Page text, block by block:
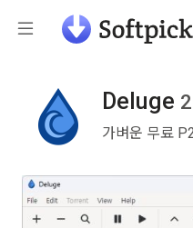
Deluge
가벼운 무료